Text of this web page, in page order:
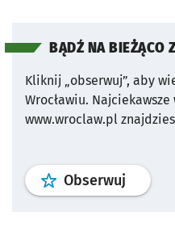
BĄDŹ NA BIEŻĄCO
Kliknij „obserwuj”, aby
Wrocławiu.
www.wroclaw.pl
Obserwuj profil